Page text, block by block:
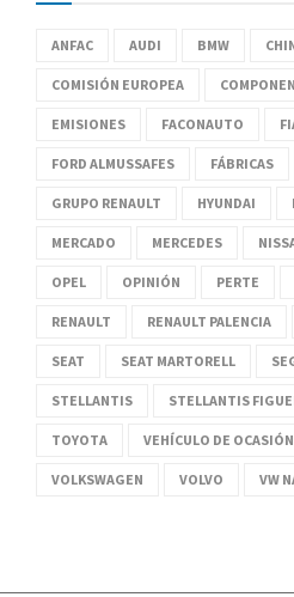
ANFAC AUDI BMW
COMISIÓN EUROPEA
EMISIONES FACONAUTO
FORD ALMUSSAFES FÁBRICAS
GRUPO RENAULT HYUNDAI
MERCADO MERCEDES
OPEL OPINIÓN PERTE
RENAULT RENAULT PALENCIA
SEAT SEAT MARTORELL
STELLANTIS STELLANTIS
TOYOTA VEHÍCULO DE OCASIÓN
VOLKSWAGEN VOLVO VW